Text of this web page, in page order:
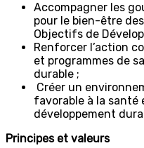
Accompagner les
pour le bien-être
Objectifs de
Renforcer l’action
et programmes de
durable ;
Créer un
favorable à la
développement
Principes et valeurs